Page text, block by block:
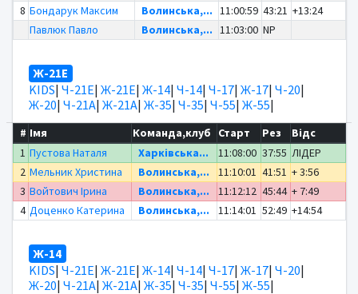
8 Бондарук Максим Волинська,... 11:00:59 43:21 +13:24
Павлюк Павло
Волинська,... 11:03:00 NP
Ж-21Е
KIDS| Ч-21Е| Ж-21Е| Ж-14| Ч-14| Ч-17| Ж-17| Ч-20|
Ж-20| Ч-21А| Ж-21А| Ж-35| Ч-35| Ч-55| Ж-55|
# Імя Команда,клуб Старт Рез
Відс
1 Пустова Наталя Харківська... 11:08:00 37:55 ЛІДЕР
2 Мельник Христина Волинська,... 11:10:01 41:51 + 3:56
3 Войтович Ірина Волинська,... 11:12:12 45:44 + 7:49
4 Доценко Катерина Волинська,... 11:14:01 52:49 +14:54
Ж-14
KIDS| Ч-21Е| Ж-21Е| Ж-14| Ч-14| Ч-17| Ж-17| Ч-20|
Ж-20| Ч-21А| Ж-21А| Ж-35| Ч-35| Ч-55| Ж-55|